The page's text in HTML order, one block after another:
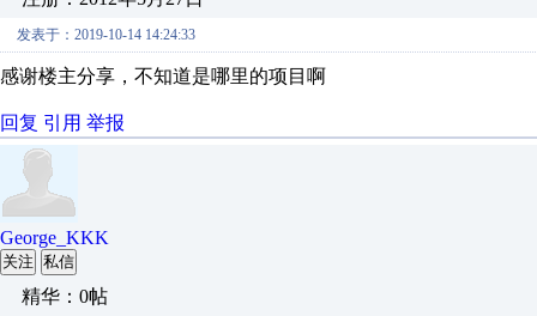
发表于：2019-10-14 14:24:33
感谢楼主分享，不知道是哪里的项目啊
回复 引用 举报
George_KKK
关注 私信
精华：0帖